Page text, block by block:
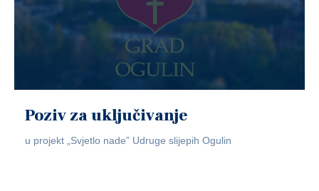
Poziv za uključivanje
u projekt „Svjetlo nade” Udruge slijepih Ogulin